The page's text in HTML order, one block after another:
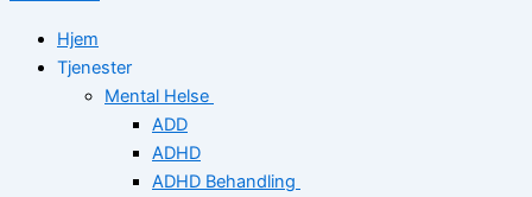
Hjem
Tjenester
Mental Helse
ADD
ADHD
ADHD Behandling